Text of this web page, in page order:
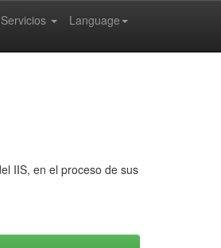
Language
Servicios
IIS, en el proceso de sus